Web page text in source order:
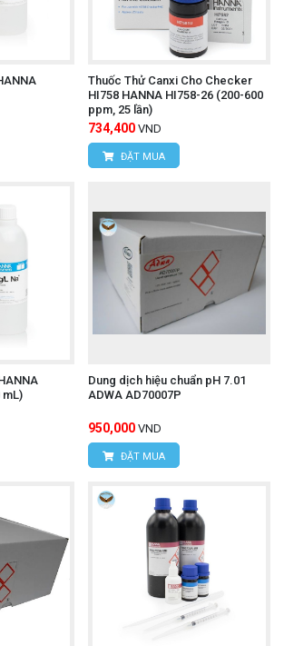
Thuốc Thử Canxi Cho Checker
HI758 HANNA HI758-26 (200-600
ppm, 25 lần)
734,400 VND
ĐẶT MUA
mL)
Dung dịch hiệu chuẩn pH 7.01
ADWA AD70007P
950,000 VND
ĐẶT MUA